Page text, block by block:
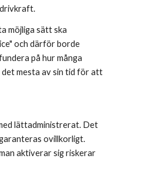
möjliga sätt ska
och därför borde
på hur många
det mesta av sin tid för att
lättadministrerat. Det
ovillkorligt.
aktiverar sig riskerar